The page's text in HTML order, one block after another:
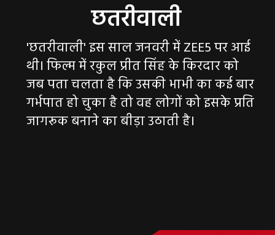
छतरीवाली
'छतरीवाली' इस साल जनवरी में ZEE5 पर आई
थी। फिल्म में रकुल प्रीत सिंह के किरदार को
जब पता चलता है कि उसकी भाभी का कई बार
गर्भपात हो चुका है तो वह लोगों को इसके प्रति